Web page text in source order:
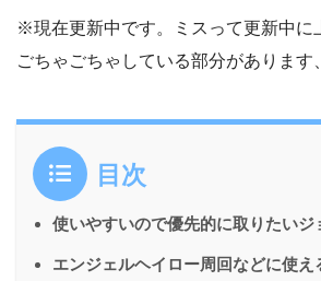
※現在更新中です。ミスって更新中に
ごちゃごちゃしている部分があります
目次
使いやすいので優先的に取りたいジ
エンジェルヘイロー周回などに使え